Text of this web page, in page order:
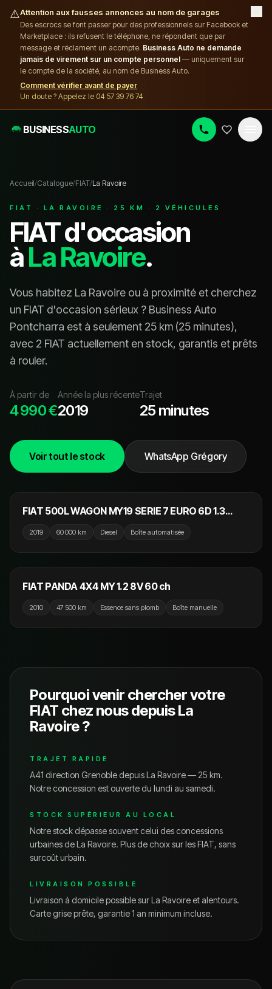
⚠️Attention aux fausses annonces au nom de garages
Des escrocs se font passer pour des professionnels sur Facebook et
Marketplace : ils refusent le téléphone, ne répondent que par
message et réclament un acompte. Business Auto ne demande
jamais de virement sur un compte personnel — uniquement sur
le compte de la société, au nom de Business Auto.
Comment vérifier avant de payer
Un doute ? Appelez le 04 57 39 76 74
×
BUSINESSAUTO
Accueil/Catalogue/FIAT/La Ravoire
FIAT · LA RAVOIRE · 25 KM · 2 VÉHICULE S
FIATd'occasion
àLa Ravoire.
Vous habitez La Ravoire ou à proximité et cherchez
un FIAT d'occasion sérieux ? Business Auto
Pontcharra est à seulement 25 km (25 minutes),
avec 2 FIAT actuellement en stock, garantis et prêts
à rouler.
À partir de
4 990 €
Année la plus récente
2019
Trajet
25 minutes
Voir tout le stock
WhatsApp Grégory
14 990 €
FIAT 500L WAGON MY19 SERIE 7 EURO 6D 1.3
/ Clim Auto
2019 60 000 km Diesel Boîte automatisée
4 990 €
FIAT PANDA 4X4 MY 1.2 8V 60 ch
2010 47 500 km Essence sans plomb Boîte manuelle
Pourquoi venir chercher votre
FIAT chez nous depuisLa
Ravoire?
TRAJET RAPIDE
A41 direction Grenoble depuis La Ravoire — 25 km.
Notre concession est ouverte du lundi au samedi.
STOCK SUPÉRIEUR AU LOCAL
Notre stock dépasse souvent celui des concessions
urbaines deLa Ravoire. Plus de choix sur lesFIAT, sans
surcoût urbain.
LIVRAISON POSSIBLE
Livraison à domicile possible surLa Ravoire et alentours.
Carte grise prête, garantie 1 an minimum incluse.